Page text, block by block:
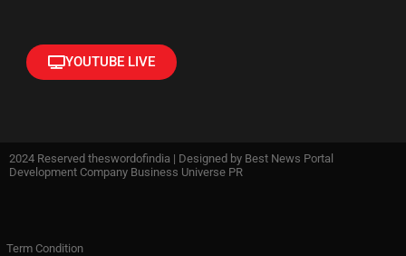
YOUTUBE LIVE
2024 Reserved theswordofindia | Designed by Best News Portal
Development Company Business Universe PR
Term Condition